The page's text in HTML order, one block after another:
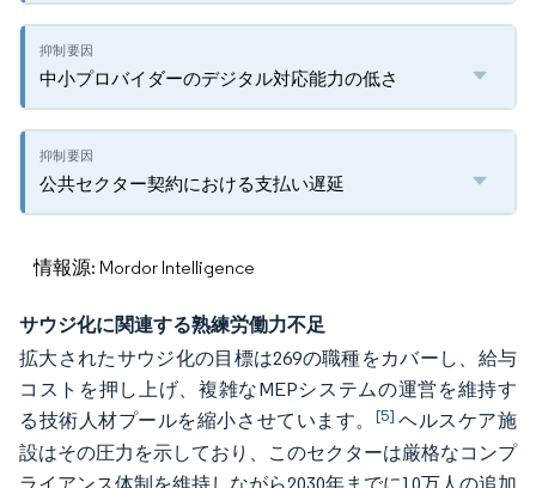
中小プロバイダーのデジタル対応能力の低さ
公共セクター契約における支払い遅延
情報源: Mordor Intelligence
サウジ化に関連する熟練労働力不足
拡大されたサウジ化の目標は269の職種をカバーし、給与
コストを押し上げ、複雑なMEPシステムの運営を維持す
る技術人材プールを縮小させています。 [5] ヘルスケア施
設はその圧力を示しており、このセクターは厳格なコンプ